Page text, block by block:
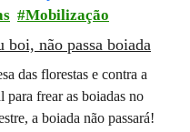
Mobilização
boi, não passa boiada
das florestas e contra a
frear as boiadas no
a boiada não passará!